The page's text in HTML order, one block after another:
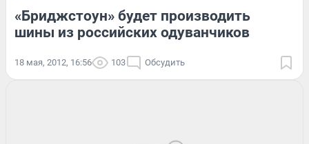
«Бриджстоун» будет производить
шины из российских одуванчиков
18 мая, 2012, 16:56 103 Обсудить